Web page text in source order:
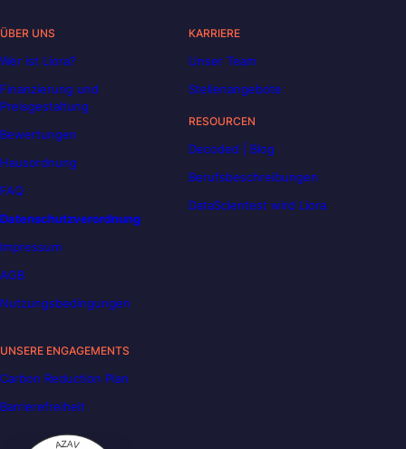
ÜBER UNS
Wer ist Liora?
Finanzierung und
Preisgestaltung
Bewertungen
Hausordnung
FAQ
Datenschutzverordnung
Impressum
AGB
Nutzungsbedingungen
KARRIERE
Unser Team
Stellenangebote
RESOURCEN
Decoded | Blog
Berufsbeschreibungen
DataScientest wird Liora
UNSERE ENGAGEMENTS
Carbon Reduction Plan
Barrierefreiheit